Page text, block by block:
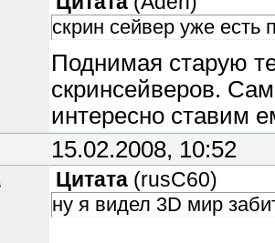
скрин сейвер уже
Поднимая старую
скринсейверов.
интересно ставим
15.02.2008, 10:52
Цитата (rusC60)
ну я видел 3D мир